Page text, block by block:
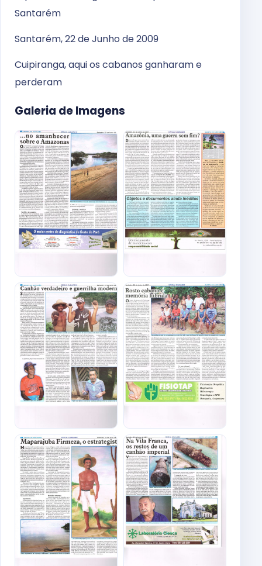
Santarém
Santarém, 22 de Junho de 2009
Cuipiranga, aqui os cabanos ganharam e
perderam
Galeria de Imagens